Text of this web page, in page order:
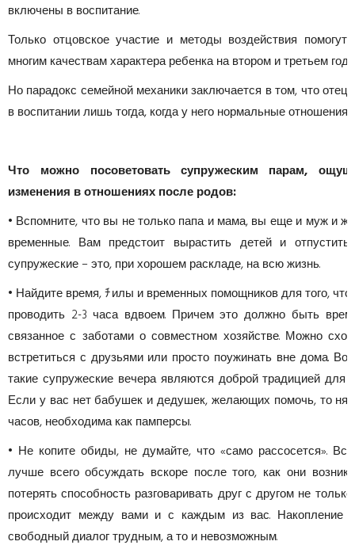
включены в воспитание.
Только отцовское участие и методы воздействия
многим качествам характера ребенка на втором и третьем
Но парадокс семейной механики заключается в том, что отец
в воспитании лишь тогда, когда у него нормальные отношения
Что можно посоветовать супружеским парам,
изменения в отношениях после родов:
• Вспомните, что вы не только папа и мама, вы еще и муж и
временные. Вам предстоит вырастить детей и
супружеские – это, при хорошем раскладе, на всю жизнь.
• Найдите время, ﾁилы и временных помощников для того,
проводить 2-3 часа вдвоем. Причем это должно быть
связанное с заботами о совместном хозяйстве. Можно
встретиться с друзьями или просто поужинать вне дома. Во
такие супружеские вечера являются доброй традицией для
Если у вас нет бабушек и дедушек, желающих помочь, то
часов, необходима как памперсы.
• Не копите обиды, не думайте, что «само рассосется».
лучше всего обсуждать вскоре после того, как они
потерять способность разговаривать друг с другом не
происходит между вами и с каждым из вас. Накопление
свободный диалог трудным, а то и невозможным.